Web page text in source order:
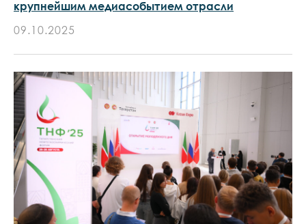
крупнейшим медиасобытием отрасли
09.10.2025